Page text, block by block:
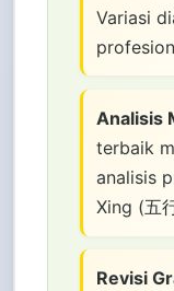
Variasi
Analisis
terbaik
analisis
Xing (五
Revisi